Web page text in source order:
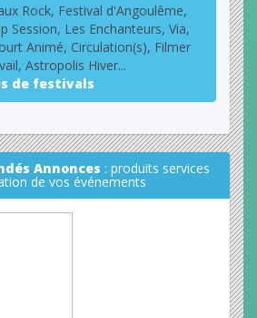
Rock, Festival d'Angoulême,
Session, Les Enchanteurs, Via,
Animé, Circulation(s), Filmer
Astropolis Hiver...
de festivals
Annonces : produits services
de vos événements